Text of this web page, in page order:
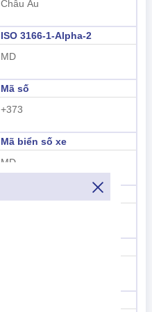
Châu Âu
ISO 3166-1-Alpha-2
MD
Mã số
+373
Mã biển số xe
MD